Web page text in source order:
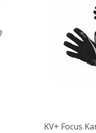
KV+ Focus